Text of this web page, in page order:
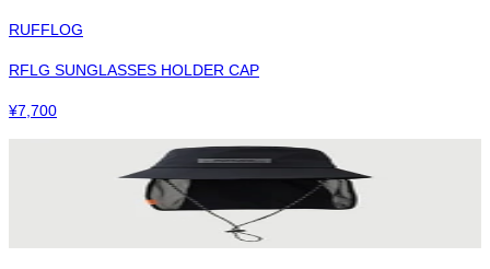
RUFFLOG
RFLG SUNGLASSES HOLDER CAP
¥7,700